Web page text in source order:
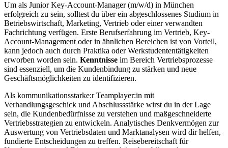
Um als Junior Key-Account-Manager (m/w/d) in München
erfolgreich zu sein, solltest du über ein abgeschlossenes Studium in
Betriebswirtschaft, Marketing, Vertrieb oder einer verwandten
Fachrichtung verfügen. Erste Berufserfahrung im Vertrieb, Key-
Account-Management oder in ähnlichen Bereichen ist von Vorteil,
kann jedoch auch durch Praktika oder Werkstudententätigkeiten
erworben worden sein. Kenntnisse im Bereich Vertriebsprozesse
sind essenziell, um die Kundenbindung zu stärken und neue
Geschäftsmöglichkeiten zu identifizieren.
Als kommunikationsstarke:r Teamplayer:in mit
Verhandlungsgeschick und Abschlussstärke wirst du in der Lage
sein, die Kundenbedürfnisse zu verstehen und maßgeschneiderte
Vertriebsstrategien zu entwickeln. Analytisches Denkvermögen zur
Auswertung von Vertriebsdaten und Marktanalysen wird dir helfen,
fundierte Entscheidungen zu treffen. Reisebereitschaft für